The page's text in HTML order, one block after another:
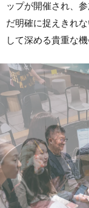
ップが開催され、
だ明確に捉えきれ
して深める貴重な